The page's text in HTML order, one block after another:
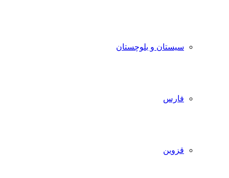
سیستان و بلوچستان
فارس
قزوین